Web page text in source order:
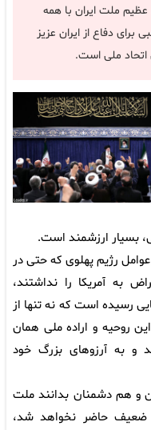
ملت ایران با همه
دفاع از ایران عزیز
اتحاد ملی است.
بسیار ارزشمند است.
رژیم پهلوی که حتی در
به آمریکا را نداشتند،
رسیده است که نه تنها از
روحیه و اراده ملی همان
و به آرزوهای بزرگ خود
و هم دشمنان بدانند ملت
ضعیف حاضر نخواهد شد،